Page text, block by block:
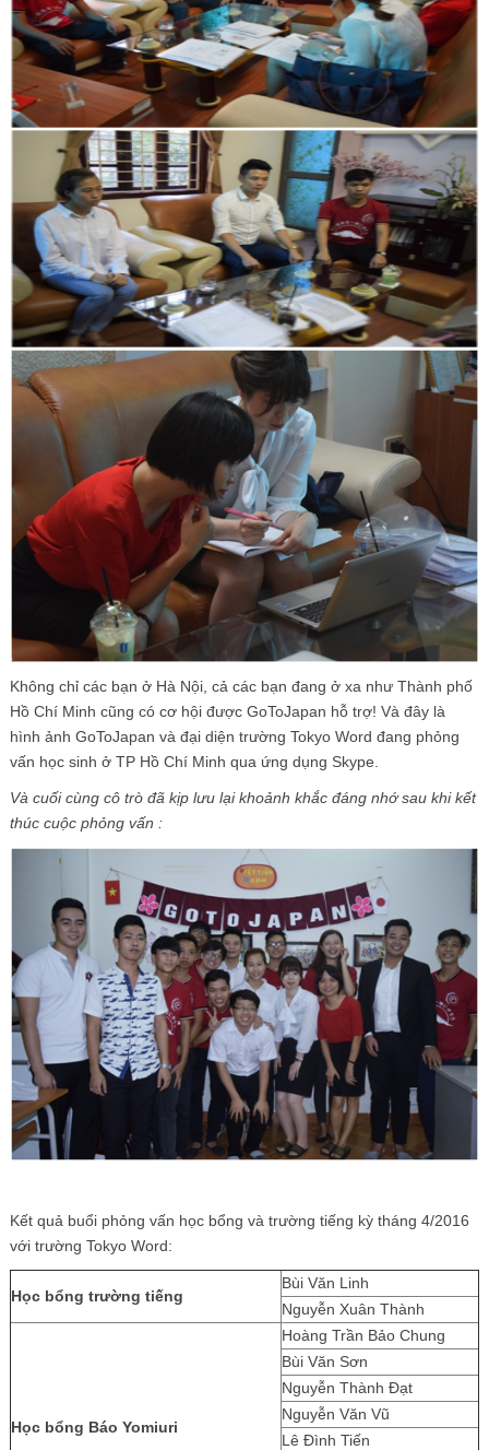
Không chỉ các bạn ở Hà Nội, cả các bạn đang ở xa như Thành phố
Hồ Chí Minh cũng có cơ hội được GoToJapan hỗ trợ! Và đây là
hình ảnh GoToJapan và đại diện trường Tokyo Word đang phỏng
vấn học sinh ở TP Hồ Chí Minh qua ứng dụng Skype.
Và cuối cùng cô trò đã kịp lưu lại khoảnh khắc đáng nhớ sau khi kết
thúc cuộc phỏng vấn :
Kết quả buổi phỏng vấn học bổng và trường tiếng kỳ tháng 4/2016
với trường Tokyo Word:
Học bổng trường tiếng
Bùi Văn Linh
Nguyễn Xuân Thành
Học bổng Báo Yomiuri
Hoàng Trần Bảo Chung
Bùi Văn Sơn
Nguyễn Thành Đạt
Nguyễn Văn Vũ
Lê Đình Tiến